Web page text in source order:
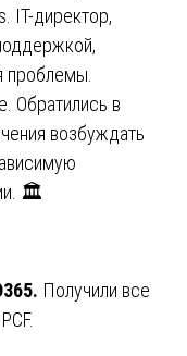
IT-директор,
проблемы.
Обратились в
возбуждать
🏛️
Получили все